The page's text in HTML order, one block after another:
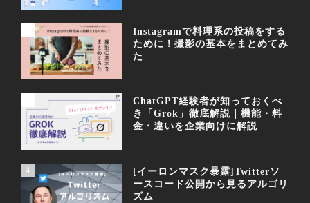
Instagramで料理系の投稿をする
ために！撮影の基本をまとめてみ
た
ChatGPT経験者が知っておくべ
き「Grok」徹底解説｜機能・料
金・違いを企業向けに解説
4
[イーロンマスク暴露]Twitterソ
ースコード公開から見るアルゴリ
ズム